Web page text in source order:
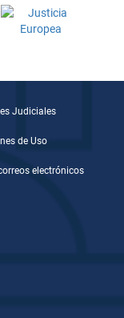
Judiciales
de Uso
electrónicos